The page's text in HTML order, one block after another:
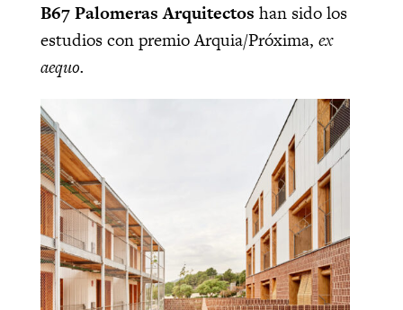
B67 Palomeras Arquitectos han sido los
estudios con premio Arquia/Próxima, ex
aequo.